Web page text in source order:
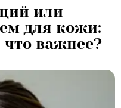
или
для кожи:
важнее?